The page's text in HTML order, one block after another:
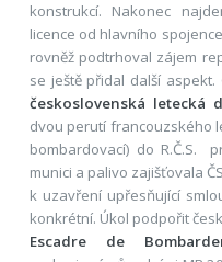
konstrukcí. Nakonec
licence od hlavního
rovněž podtrhoval zájem
se ještě přidal další aspekt.
československá letecká
dvou perutí francouzského
bombardovací) do R.Č.S.
munici a palivo zajišťovala
k uzavření upřesňující
konkrétní. Úkol podpořit
Escadre de